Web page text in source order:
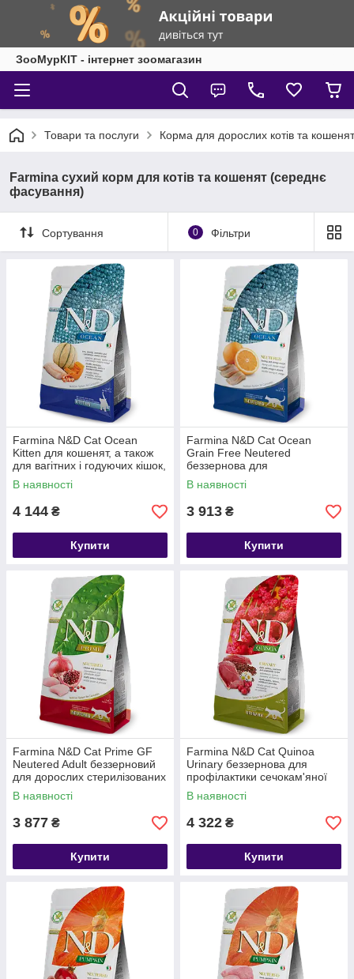
ЗооМурКІТ - інтернет зоомагазин
Товари та послуги Корма для дорослих котів та кошенят
Farmina сухий корм для котів та кошенят (середнє
фасування)
Сортування 0 Фільтри
Farmina N&D Cat Ocean
Kitten для кошенят, а також
для вагітних і годуючих кішок,
тріска, креветка, гарбуз і
диня, 5 кг
В наявності
4 144 ₴
Купити
Farmina N&D Cat Ocean
Grain Free Neutered
беззернова для
стерилізованих котів, з
оселедецем та апельсином,
В наявності
3 913 ₴
Купити
Farmina N&D Cat Prime GF
Neutered Adult беззерновий
для дорослих стерилізованих
котів, з куркою та гранат, 5 кг
В наявності
3 877 ₴
Купити
Farmina N&D Cat Quinoa
Urinary беззернова для
профілактики сечокам'яної
хвороби, качка, кіноа,
журавлина та ромашка, 5 кг
В наявності
4 322 ₴
Купити